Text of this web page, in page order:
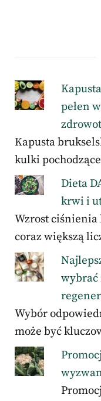
pełen
Kapusta
kulki
Dieta
krwi i
Wzrost
coraz większą
wybrać
Wybór
może być